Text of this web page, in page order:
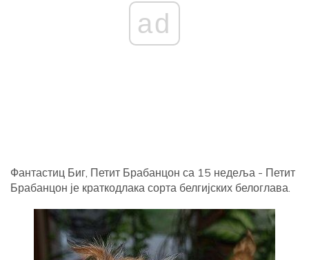
ad
Фантастиц Биг, Петит Брабанцон са 15 недеља - Петит
Брабанцон је краткодлака сорта белгијских белоглава.